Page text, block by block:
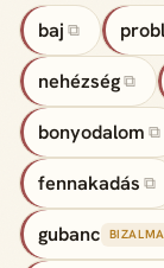
baj ⧉
nehézség ⧉
bonyodalom ⧉
fennakadás ⧉
gubanc